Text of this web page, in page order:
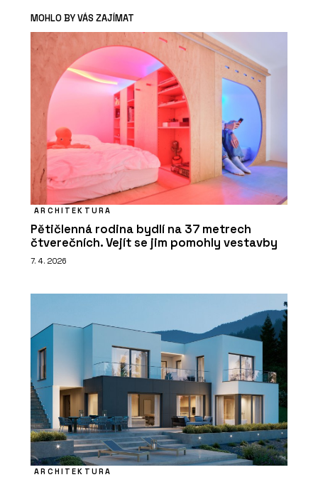
MOHLO BY VÁS ZAJÍMAT
ARCHITEKTURA
Pětičlenná rodina bydlí na 37 metrech
čtverečních. Vejít se jim pomohly vestavby
7. 4. 2026
ARCHITEKTURA